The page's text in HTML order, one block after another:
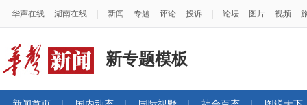
华声在线 湖南在线 新闻 专题 评论 投诉 论坛 图片 视频
新专题模板